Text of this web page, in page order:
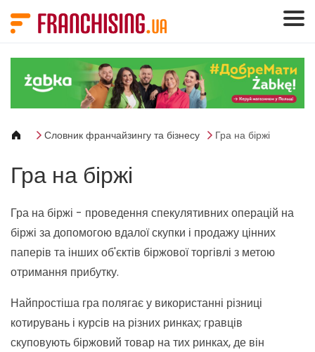
Словник франчайзингу та бізнесу Гра на біржі
Гра на біржі
Гра на біржі - проведення спекулятивних операцій на
біржі за допомогою вдалої скупки і продажу цінних
паперів та інших об'єктів біржової торгівлі з метою
отримання прибутку.
Найпростіша гра полягає у використанні різниці
котирувань і курсів на різних ринках; гравців
скуповують біржовий товар на тих ринках, де він